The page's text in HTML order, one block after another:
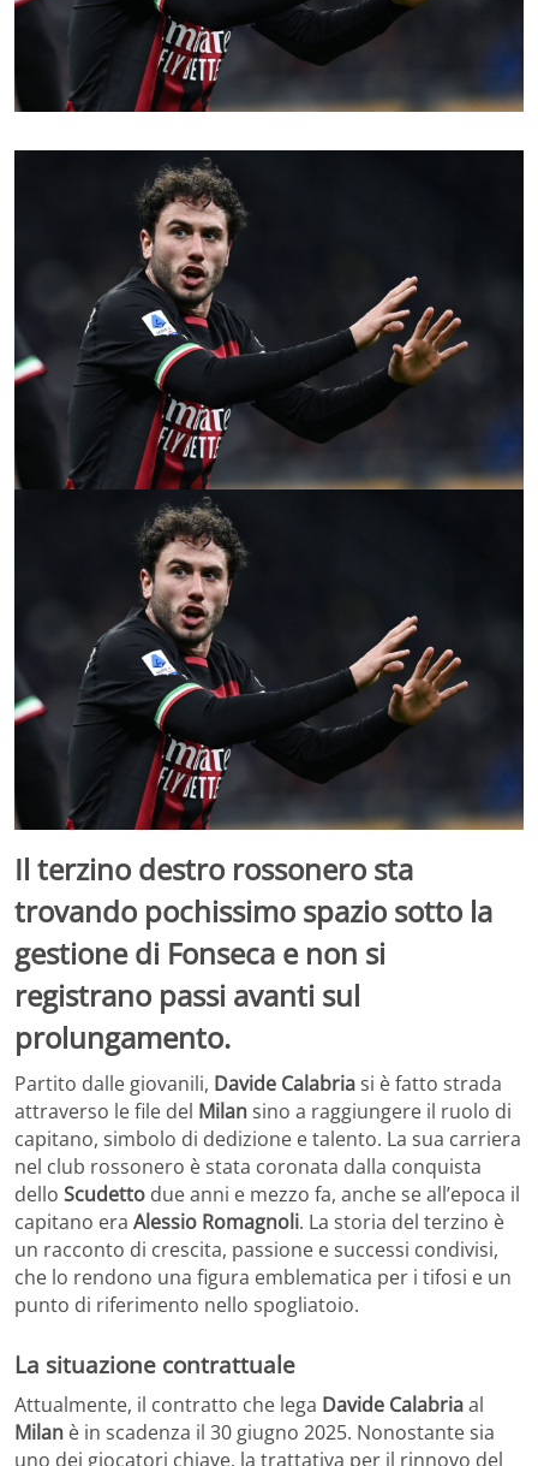
Il terzino destro rossonero sta
trovando pochissimo spazio sotto la
gestione di Fonseca e non si
registrano passi avanti sul
prolungamento.
Partito dalle giovanili, Davide Calabriasi è fatto strada
attraverso le file del Milansino a raggiungere il ruolo di
capitano, simbolo di dedizione e talento. La sua carriera
nel club rossonero è stata coronata dalla conquista
dello Scudetto due anni e mezzo fa, anche se all’epoca il
capitano era Alessio Romagnoli. La storia del terzino è
un racconto di crescita, passione e successi condivisi,
che lo rendono una figura emblematica per i tifosi e un
punto di riferimento nello spogliatoio.
La situazione contrattuale
Attualmente, il contratto che lega Davide Calabriaal
Milan è in scadenza il 30 giugno 2025. Nonostante sia
uno dei giocatori chiave, la trattativa per il rinnovo del